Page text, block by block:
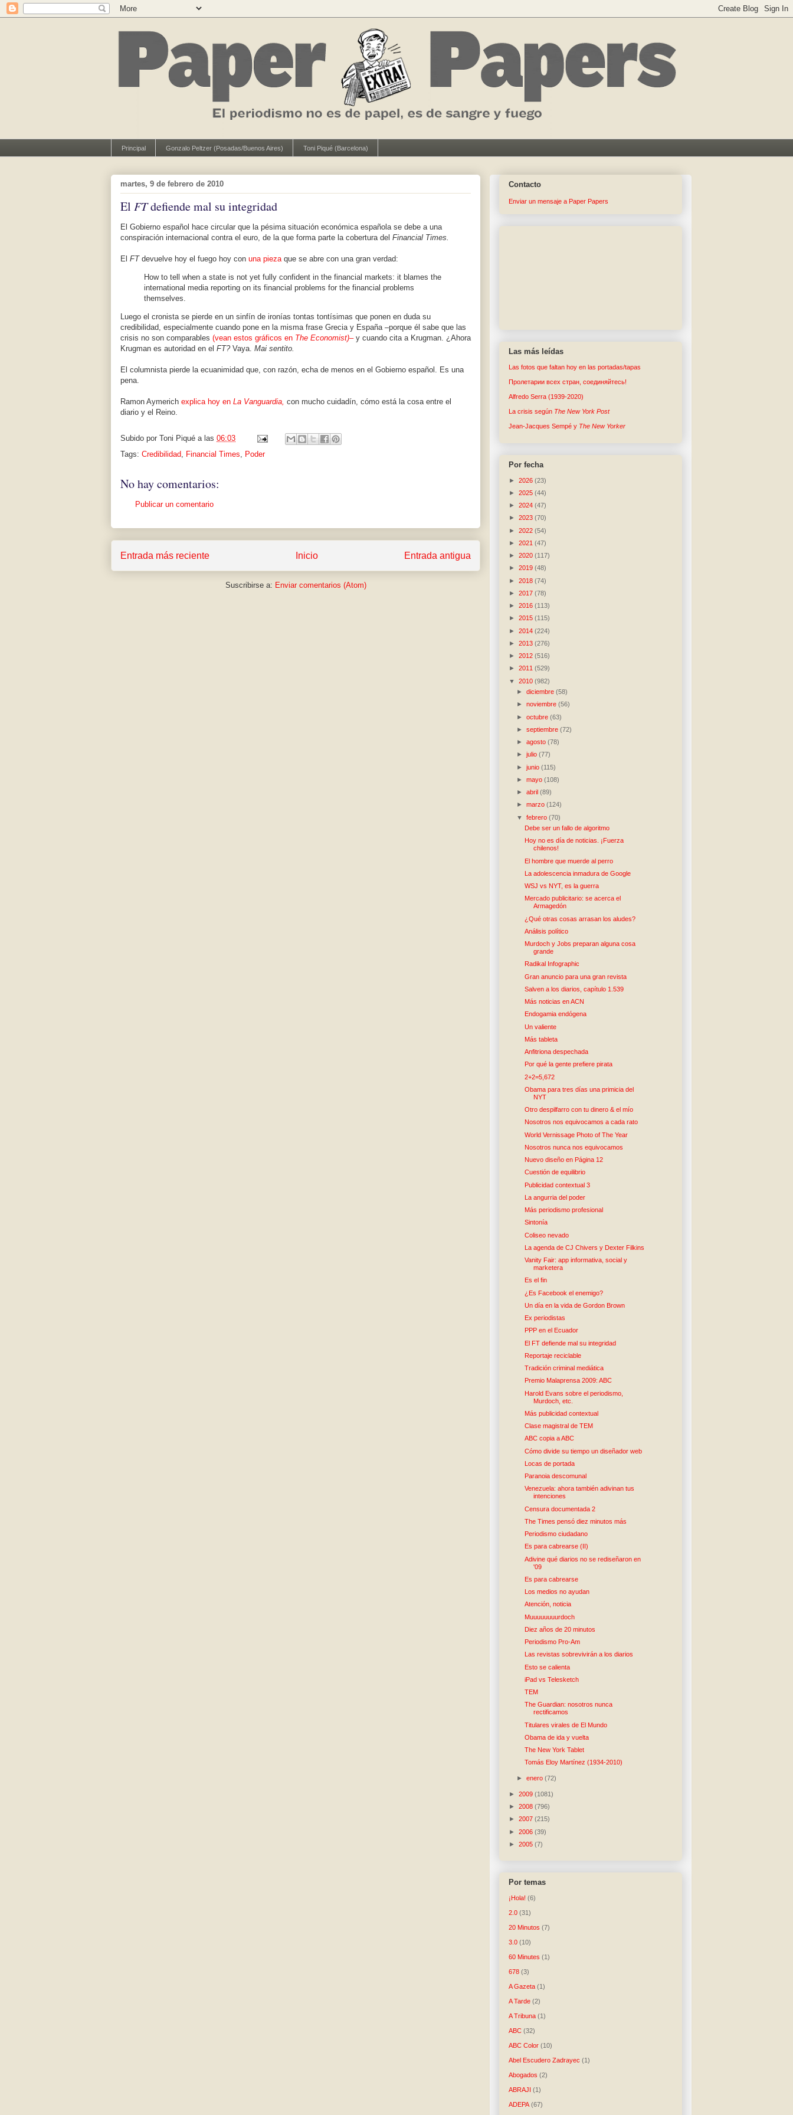
Principal Gonzalo Peltzer (Posadas/Buenos Aires) Toni Piqué (Barcelona)
martes, 9 de febrero de 2010
El FTdefiende mal su integridad
El Gobierno español hace circular que la pésima situación económica española se debe a una
conspiración internacional contra el euro, de la que forma parte la cobertura del Financial Times.
El FTdevuelve hoy el fuego hoy con una piezaque se abre con una gran verdad:
How to tell when a state is not yet fully confident in the financial markets: it blames the
international media reporting on its financial problems for the financial problems
themselves.
Luego el cronista se pierde en un sinfín de ironías tontas tontísimas que ponen en duda su
credibilidad, especialmente cuando pone en la misma frase Grecia y España –porque él sabe que las
crisis no son comparables (vean estos gráficos en The Economist)–y cuando cita a Krugman. ¿Ahora
Krugman es autoridad en el FT?Vaya. Mai sentito.
El columnista pierde la ecuanimidad que, con razón, echa de menos en el Gobierno español. Es una
pena.
Ramon Aymerich explica hoy en La Vanguardia, con mucho cuidadín, cómo está la cosa entre el
diario y el Reino.
Subido por Toni Piqué a las 06:03
Tags: Credibilidad, Financial Times, Poder
No hay comentarios:
Publicar un comentario
Entrada más reciente Entrada antigua
Inicio
Suscribirse a: Enviar comentarios (Atom)
Contacto
Enviar un mensaje a Paper Papers
Las más leídas
Las fotos que faltan hoy en las portadas/tapas
Пролетарии всех стран, соединяйтесь!
Alfredo Serra (1939-2020)
La crisis según The New York Post
Jean-Jacques Sempé y The New Yorker
Por fecha
► 2026 (23)
► 2025 (44)
► 2024 (47)
► 2023 (70)
► 2022 (54)
► 2021 (47)
► 2020 (117)
► 2019 (48)
► 2018 (74)
► 2017 (78)
► 2016 (113)
► 2015 (115)
► 2014 (224)
► 2013 (276)
► 2012 (516)
► 2011 (529)
▼ 2010 (982)
►diciembre(58)
►noviembre(56)
►octubre(63)
►septiembre(72)
►agosto(78)
►julio(77)
►junio(115)
►mayo(108)
►abril(89)
►marzo(124)
▼febrero(70)
Debe ser un fallo de algoritmo
Hoy no es día de noticias. ¡Fuerza
chilenos!
El hombre que muerde al perro
La adolescencia inmadura de Google
WSJ vs NYT, es la guerra
Mercado publicitario: se acerca el
Armagedón
¿Qué otras cosas arrasan los aludes?
Análisis político
Murdoch y Jobs preparan alguna cosa
grande
Radikal Infographic
Gran anuncio para una gran revista
Salven a los diarios, capítulo 1.539
Más noticias en ACN
Endogamia endógena
Un valiente
Más tableta
Anfitriona despechada
Por qué la gente prefiere pirata
2+2=5,672
Obama para tres días una primicia del
NYT
Otro despilfarro con tu dinero & el mío
Nosotros nos equivocamos a cada rato
World Vernissage Photo of The Year
Nosotros nunca nos equivocamos
Nuevo diseño en Página 12
Cuestión de equilibrio
Publicidad contextual 3
La angurria del poder
Más periodismo profesional
Sintonía
Coliseo nevado
La agenda de CJ Chivers y Dexter Filkins
Vanity Fair: app informativa, social y
marketera
Es el fin
¿Es Facebook el enemigo?
Un día en la vida de Gordon Brown
Ex periodistas
PPP en el Ecuador
El FT defiende mal su integridad
Reportaje reciclable
Tradición criminal mediática
Premio Malaprensa 2009: ABC
Harold Evans sobre el periodismo,
Murdoch, etc.
Más publicidad contextual
Clase magistral de TEM
ABC copia a ABC
Cómo divide su tiempo un diseñador web
Locas de portada
Paranoia descomunal
Venezuela: ahora también adivinan tus
intenciones
Censura documentada 2
The Times pensó diez minutos más
Periodismo ciudadano
Es para cabrearse (II)
Adivine qué diarios no se rediseñaron en
'09
Es para cabrearse
Los medios no ayudan
Atención, noticia
Muuuuuuuurdoch
Diez años de 20 minutos
Periodismo Pro-Am
Las revistas sobrevivirán a los diarios
Esto se calienta
iPad vs Telesketch
TEM
The Guardian: nosotros nunca
rectificamos
Titulares virales de El Mundo
Obama de ida y vuelta
The New York Tablet
Tomás Eloy Martínez (1934-2010)
►enero(72)
► 2009 (1081)
► 2008 (796)
► 2007 (215)
► 2006 (39)
► 2005 (7)
Por temas
¡Hola! (6)
2.0 (31)
20 Minutos (7)
3.0 (10)
60 Minutes (1)
678 (3)
A Gazeta (1)
A Tarde (2)
A Tribuna (1)
ABC (32)
ABC Color (10)
Abel Escudero Zadrayec (1)
Abogados (2)
ABRAJI (1)
ADEPA (67)